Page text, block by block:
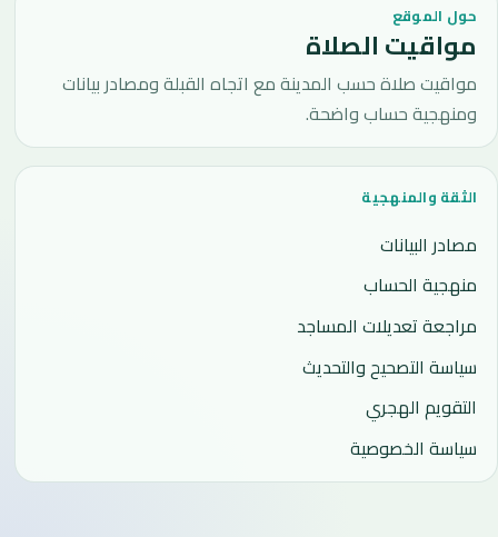
حول الموقع
مواقيت الصلاة
مواقيت صلاة حسب المدينة مع اتجاه القبلة ومصادر بيانات
ومنهجية حساب واضحة.
الثقة والمنهجية
مصادر البيانات
منهجية الحساب
مراجعة تعديلات المساجد
سياسة التصحيح والتحديث
التقويم الهجري
سياسة الخصوصية